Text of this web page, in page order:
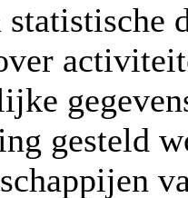
statistische
gesteld